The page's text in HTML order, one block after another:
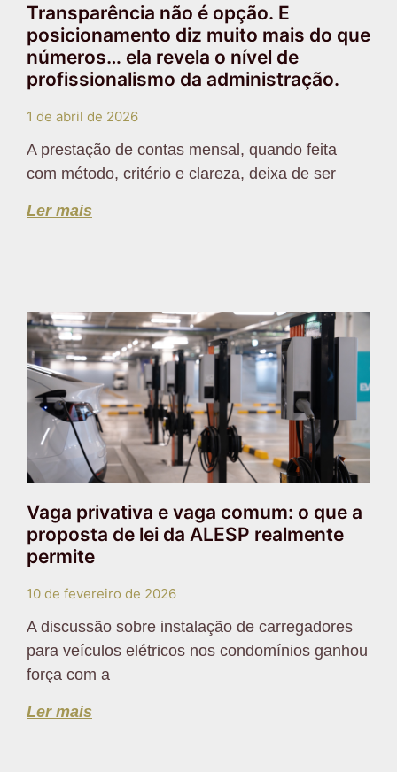
Transparência não é opção. E
posicionamento diz muito mais do que
números… ela revela o nível de
profissionalismo da administração.
1 de abril de 2026
A prestação de contas mensal, quando feita
com método, critério e clareza, deixa de ser
Ler mais
Vaga privativa e vaga comum: o que a
proposta de lei da ALESP realmente
permite
10 de fevereiro de 2026
A discussão sobre instalação de carregadores
para veículos elétricos nos condomínios ganhou
força com a
Ler mais